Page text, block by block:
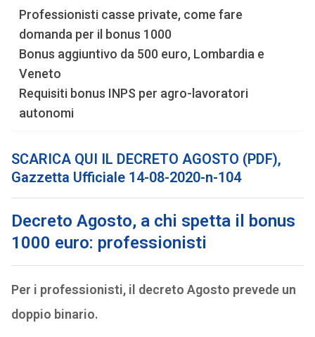
Professionisti casse private, come fare
domanda per il bonus 1000
Bonus aggiuntivo da 500 euro, Lombardia e
Veneto
Requisiti bonus INPS per agro-lavoratori
autonomi
SCARICA QUI IL DECRETO AGOSTO (PDF),
Gazzetta Ufficiale 14-08-2020-n-104
Decreto Agosto, a chi spetta il bonus
1000 euro: professionisti
Per i professionisti, il decreto Agosto prevede un
doppio binario.